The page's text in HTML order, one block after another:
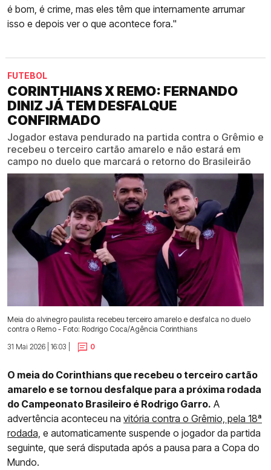
é bom, é crime, mas eles têm que internamente arrumar
isso e depois ver o que acontece fora."
FUTEBOL
CORINTHIANS X REMO: FERNANDO
DINIZ JÁ TEM DESFALQUE
CONFIRMADO
Jogador estava pendurado na partida contra o Grêmio e
recebeu o terceiro cartão amarelo e não estará em
campo no duelo que marcará o retorno do Brasileirão
Meia do alvinegro paulista recebeu terceiro amarelo e desfalca no duelo
contra o Remo - Foto: Rodrigo Coca/Agência Corinthians
31 Mai 2026 | 16:03 |
0
O meia do Corinthians que recebeu o terceiro cartão
amarelo e se tornou desfalque para a próxima rodada
do Campeonato Brasileiro é Rodrigo Garro. A
advertência aconteceu na vitória contra o Grêmio, pela 18ª
rodada, e automaticamente suspende o jogador da partida
seguinte, que será disputada após a pausa para a Copa do
Mundo.